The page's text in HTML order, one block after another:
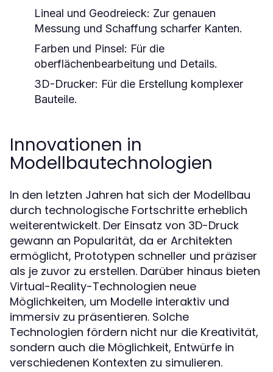
Lineal und Geodreieck: Zur genauen
Messung und Schaffung scharfer Kanten.
Farben und Pinsel: Für die
oberflächenbearbeitung und Details.
3D-Drucker: Für die Erstellung komplexer
Bauteile.
Innovationen in
Modellbautechnologien
In den letzten Jahren hat sich der Modellbau
durch technologische Fortschritte erheblich
weiterentwickelt. Der Einsatz von 3D-Druck
gewann an Popularität, da er Architekten
ermöglicht, Prototypen schneller und präziser
als je zuvor zu erstellen. Darüber hinaus bieten
Virtual-Reality-Technologien neue
Möglichkeiten, um Modelle interaktiv und
immersiv zu präsentieren. Solche
Technologien fördern nicht nur die Kreativität,
sondern auch die Möglichkeit, Entwürfe in
verschiedenen Kontexten zu simulieren.